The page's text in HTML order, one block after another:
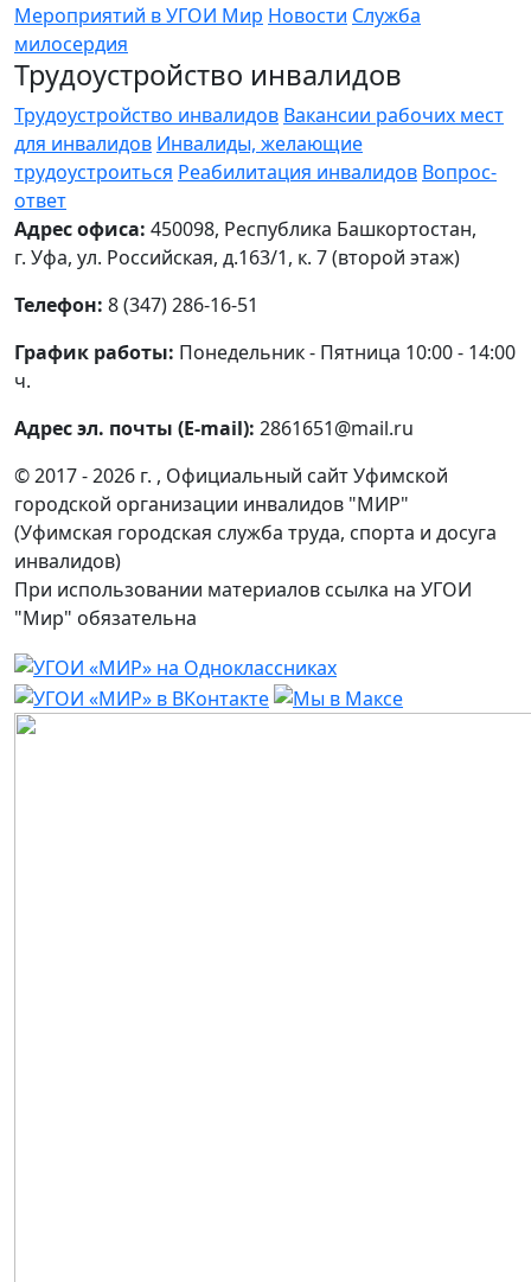
Мероприятий в УГОИ Мир Новости Служба
милосердия
Трудоустройство инвалидов
Трудоустройство инвалидов Вакансии рабочих мест
для инвалидов Инвалиды, желающие
трудоустроиться Реабилитация инвалидов Вопрос-
ответ
Адрес офиса: 450098, Республика Башкортостан,
г. Уфа, ул. Российская, д.163/1, к. 7 (второй этаж)
Телефон: 8 (347) 286-16-51
График работы: Понедельник - Пятница 10:00 - 14:00
ч.
Адрес эл. почты (E-mail): 2861651@mail.ru
© 2017 - 2026 г. , Официальный сайт Уфимской
городской организации инвалидов "МИР"
(Уфимская городская служба труда, спорта и досуга
инвалидов)
При использовании материалов ссылка на УГОИ
"Мир" обязательна